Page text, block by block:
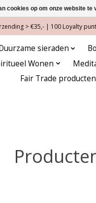
> €35,- | 100 Loyalty
sieraden
Wonen
Fair Trade producten
cookies op om onze website